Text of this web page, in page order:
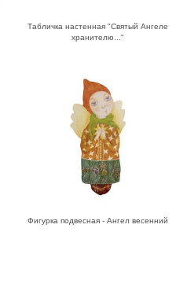
Табличка настенная "Святый Ангеле
хранителю..."
Фигурка подвесная - Ангел весенний